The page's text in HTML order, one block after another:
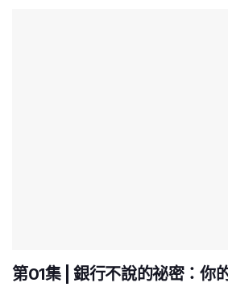
第01集 | 銀行不說的祕密：你